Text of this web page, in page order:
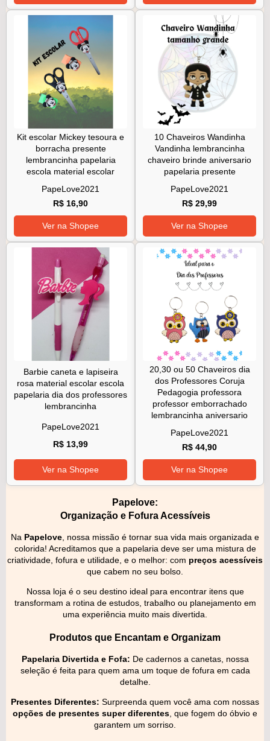
Kit escolar Mickey tesoura e
borracha presente
lembrancinha papelaria
escola material escolar
PapeLove2021
R$ 16,90
Ver na Shopee
10 Chaveiros Wandinha
Vandinha lembrancinha
chaveiro brinde aniversario
papelaria presente
PapeLove2021
R$ 29,99
Ver na Shopee
Barbie caneta e lapiseira
rosa material escolar escola
papelaria dia dos professores
lembrancinha
PapeLove2021
R$ 13,99
Ver na Shopee
20,30 ou 50 Chaveiros dia
dos Professores Coruja
Pedagogia professora
professor emborrachado
lembrancinha aniversario
PapeLove2021
R$ 44,90
Ver na Shopee
Papelove:
Organização e Fofura Acessíveis
Na Papelove, nossa missão é tornar sua vida mais organizada e
colorida! Acreditamos que a papelaria deve ser uma mistura de
criatividade, fofura e utilidade, e o melhor: com preços acessíveis
que cabem no seu bolso.
Nossa loja é o seu destino ideal para encontrar itens que
transformam a rotina de estudos, trabalho ou planejamento em
uma experiência muito mais divertida.
Produtos que Encantam e Organizam
Papelaria Divertida e Fofa: De cadernos a canetas, nossa
seleção é feita para quem ama um toque de fofura em cada
detalhe.
Presentes Diferentes: Surpreenda quem você ama com nossas
opções de presentes super diferentes , que fogem do óbvio e
garantem um sorriso.